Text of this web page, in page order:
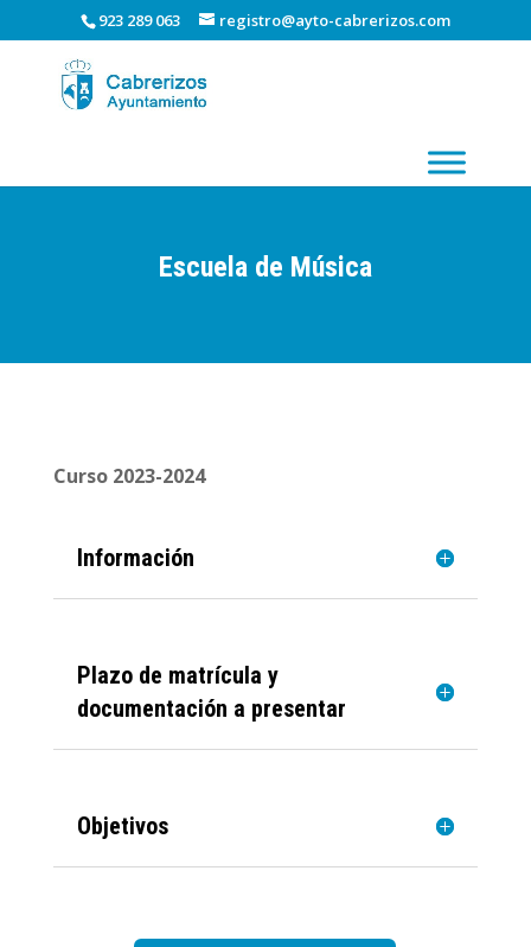
923 289 063 registro@ayto-cabrerizos.com
Escuela de Música
Curso 2023-2024
Información
Plazo de matrícula y
documentación a presentar
Objetivos